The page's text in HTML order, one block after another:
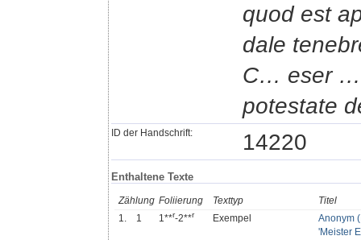
quod est
dale
C… eser …
potestate
ID der Handschrift: 14220
Enthaltene Texte
Zählung Foliierung Texttyp
Titel
1.
1 1**r-2**r Exempel
Anonym
'Meister